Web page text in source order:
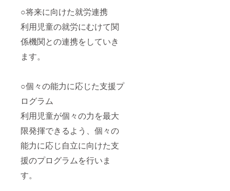
○将来に向けた就労連携
利用児童の就労にむけて関
係機関との連携をしていき
ます。
○個々の能力に応じた支援プ
ログラム
利用児童が個々の力を最大
限発揮できるよう、個々の
能力に応じ自立に向けた支
援のプログラムを行いま
す。